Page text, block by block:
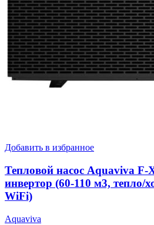
Добавить в избранное
Тепловой насос Aquaviva F-
инвертор (60-110 м3, тепло/
WiFi)
Aquaviva